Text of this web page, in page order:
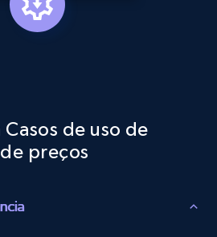
from shop's URL
inventory id, Title, Rating,
de uso de
preços